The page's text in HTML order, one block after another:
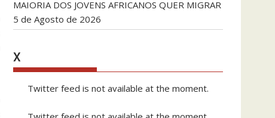
MAIORIA DOS JOVENS AFRICANOS QUER MIGRAR
5 de Agosto de 2026
X
Twitter feed is not available at the moment.